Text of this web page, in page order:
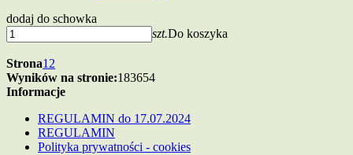
dodaj do schowka
szt.Do koszyka
Strona12
Wyników na stronie:183654
Informacje
REGULAMIN do 17.07.2024
REGULAMIN
Polityka prywatności - cookies